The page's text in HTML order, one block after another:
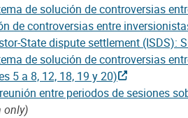
de solución de controversias
de controversias entre
State dispute settlement
de solución de controversias
5 a 8, 12, 18, 19 y 20)
entre periodos de sesiones
only)